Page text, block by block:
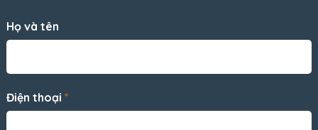
Họ và tên
Điện thoại *